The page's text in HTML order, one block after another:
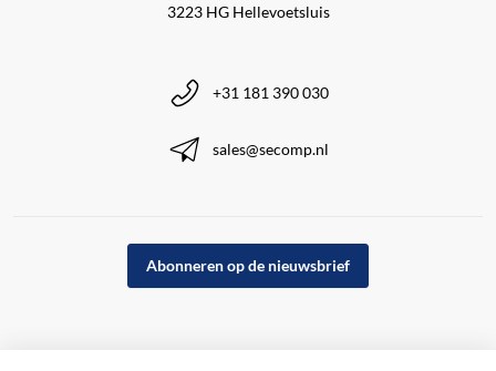
3223 HG Hellevoetsluis
+31 181 390 030
sales@secomp.nl
Abonneren op de nieuwsbrief